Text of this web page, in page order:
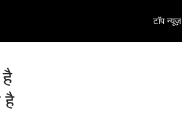
टॉप न्यूज़
है